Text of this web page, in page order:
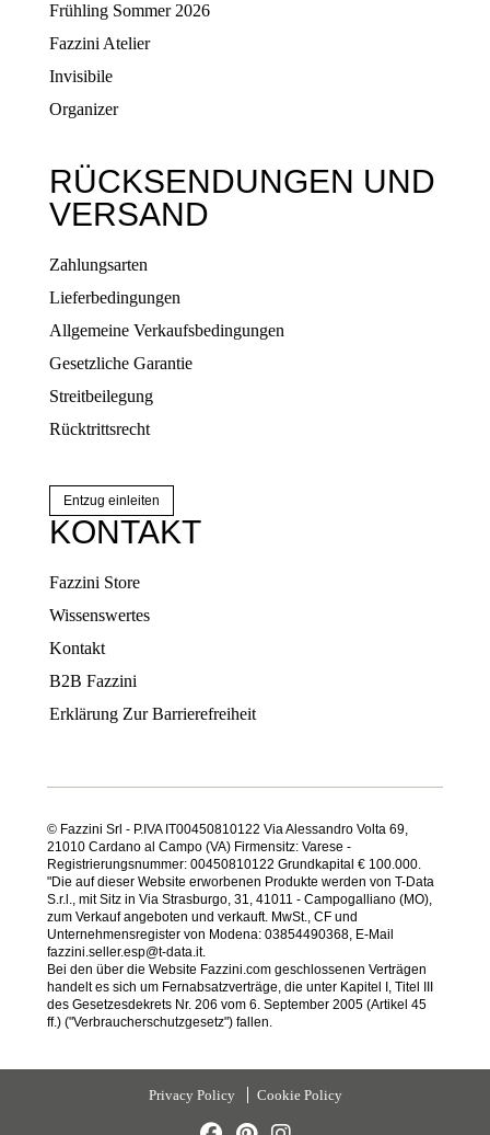
Frühling Sommer 2026
Fazzini Atelier
Invisibile
Organizer
RÜCKSENDUNGEN UND
VERSAND
Zahlungsarten
Lieferbedingungen
Allgemeine Verkaufsbedingungen
Gesetzliche Garantie
Streitbeilegung
Rücktrittsrecht
Entzug einleiten
KONTAKT
Fazzini Store
Wissenswertes
Kontakt
B2B Fazzini
Erklärung Zur Barrierefreiheit
© Fazzini Srl - P.IVA IT00450810122 Via Alessandro Volta 69,
21010 Cardano al Campo (VA) Firmensitz: Varese -
Registrierungsnummer: 00450810122 Grundkapital € 100.000.
"Die auf dieser Website erworbenen Produkte werden von T-Data
S.r.l., mit Sitz in Via Strasburgo, 31, 41011 - Campogalliano (MO),
zum Verkauf angeboten und verkauft. MwSt., CF und
Unternehmensregister von Modena: 03854490368, E-Mail
fazzini.seller.esp@t-data.it.
Bei den über die Website Fazzini.com geschlossenen Verträgen
handelt es sich um Fernabsatzverträge, die unter Kapitel I, Titel III
des Gesetzesdekrets Nr. 206 vom 6. September 2005 (Artikel 45
ff.) ("Verbraucherschutzgesetz") fallen.
Privacy Policy Cookie Policy